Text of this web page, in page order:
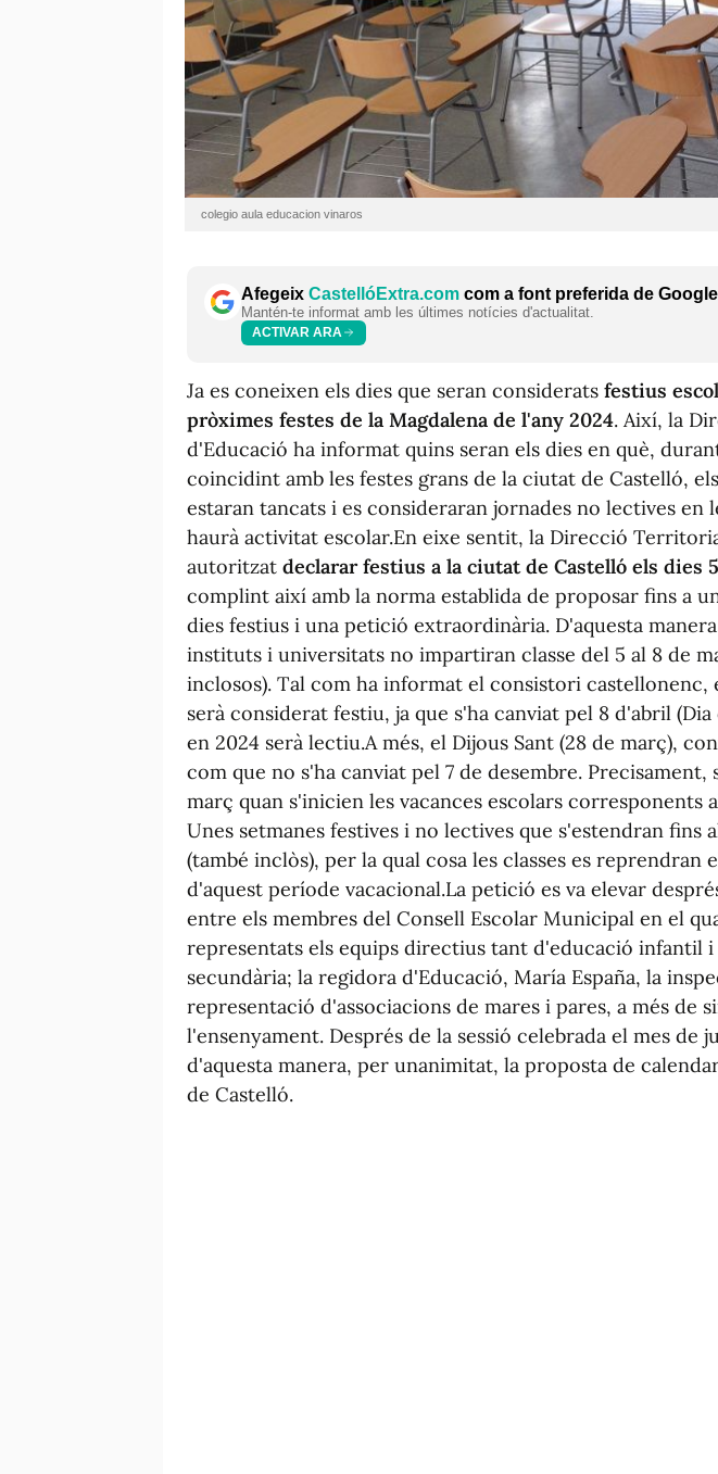
colegio aula educacion vinaros
Afegeix CastellóExtra.com com a font preferida de
Mantén-te informat amb les últimes notícies d'actualitat.
ACTIVAR ARA
Ja es coneixen els dies que seran considerats festius
pròximes festes de la Magdalena de l'any 2024. Així, la
d'Educació ha informat quins seran els dies en què,
coincidint amb les festes grans de la ciutat de Castelló,
estaran tancats i es consideraran jornades no lectives en
haurà activitat escolar.En eixe sentit, la Direcció
autoritzat declarar festius a la ciutat de Castelló els dies
complint així amb la norma establida de proposar fins a
dies festius i una petició extraordinària. D'aquesta
instituts i universitats no impartiran classe del 5 al 8 de
inclosos). Tal com ha informat el consistori castellonenc,
serà considerat festiu, ja que s'ha canviat pel 8 d'abril
en 2024 serà lectiu.A més, el Dijous Sant (28 de març),
com que no s'ha canviat pel 7 de desembre. Precisament,
març quan s'inicien les vacances escolars corresponents
Unes setmanes festives i no lectives que s'estendran fins
(també inclòs), per la qual cosa les classes es reprendran
d'aquest període vacacional.La petició es va elevar
entre els membres del Consell Escolar Municipal en el
representats els equips directius tant d'educació infantil
secundària; la regidora d'Educació, María España, la
representació d'associacions de mares i pares, a més de
l'ensenyament. Després de la sessió celebrada el mes de
d'aquesta manera, per unanimitat, la proposta de
de Castelló.